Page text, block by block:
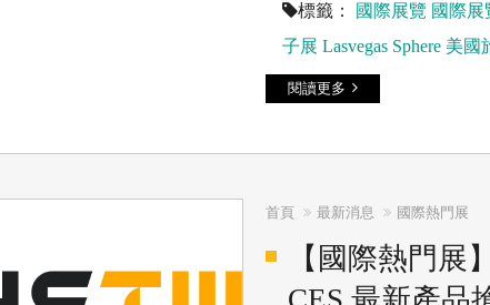
閱讀更多
標籤： 國際展覽 國際展
子展 Lasvegas Sphere 美國
首頁 最新消息 國際熱門展
【國際熱門展